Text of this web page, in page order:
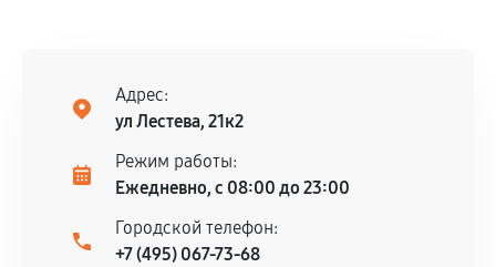
Адрес:
ул Лестева, 21к2
Режим работы:
Ежедневно, с 08:00 до 23:00
Городской телефон:
+7 (495) 067-73-68